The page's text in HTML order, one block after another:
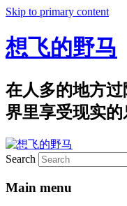
Skip to primary content
想飞的野马
在人多的地方
界里享受现实的
Search
Main menu